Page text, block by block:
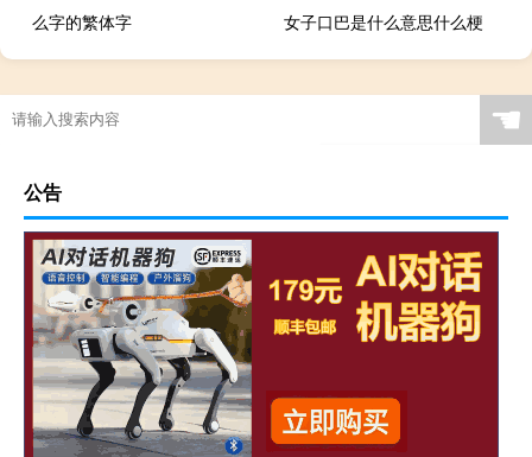
么字的繁体字
女子口巴是什么意思什么梗
☚
公告